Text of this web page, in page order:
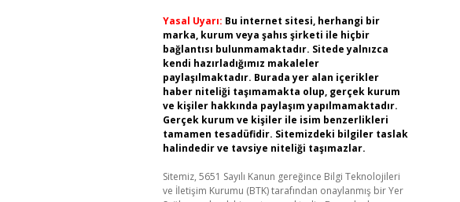
Yasal Uyarı: Bu internet sitesi, herhangi bir
marka, kurum veya şahıs şirketi ile hiçbir
bağlantısı bulunmamaktadır. Sitede yalnızca
kendi hazırladığımız makaleler
paylaşılmaktadır. Burada yer alan içerikler
haber niteliği taşımamakta olup, gerçek kurum
ve kişiler hakkında paylaşım yapılmamaktadır.
Gerçek kurum ve kişiler ile isim benzerlikleri
tamamen tesadüfidir. Sitemizdeki bilgiler taslak
halindedir ve tavsiye niteliği taşımazlar.
Sitemiz, 5651 Sayılı Kanun gereğince Bilgi Teknolojileri
ve İletişim Kurumu (BTK) tarafından onaylanmış bir Yer